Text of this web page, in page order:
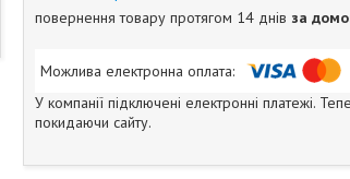
повернення товару протягом 14 днів за
У компанії підключені електронні платежі.
покидаючи сайту.